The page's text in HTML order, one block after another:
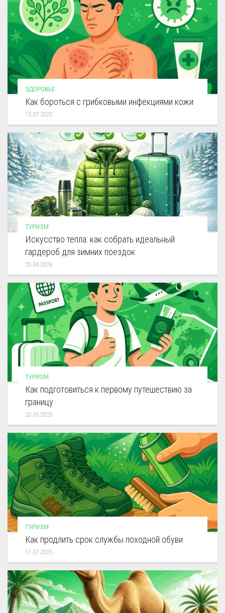
ЗДОРОВЬЕ
Как бороться с грибковыми инфекциями кожи
13.07.2025
ТУРИЗМ
Искусство тепла: как собрать идеальный
гардероб для зимних поездок
25.04.2026
ТУРИЗМ
Как подготовиться к первому путешествию за
границу
20.05.2025
ТУРИЗМ
Как продлить срок службы походной обуви
11.07.2025